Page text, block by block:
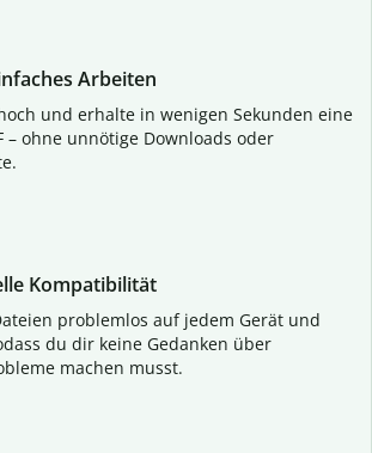
Arbeiten
und erhalte in wenigen Sekunden eine
– ohne unnötige Downloads oder
Kompatibilität
problemlos auf jedem Gerät und
du dir keine Gedanken über
machen musst.